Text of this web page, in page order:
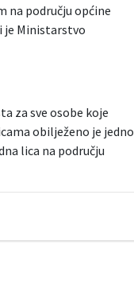
na području općine
je Ministarstvo
za sve osobe koje
obilježeno je jedno
lica na području